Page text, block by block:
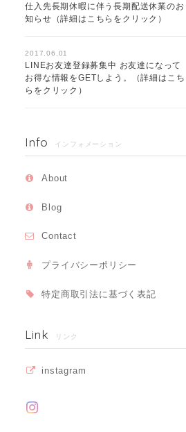
仕入先長期休暇に伴う長期配送休業のお
知らせ（詳細はこちらをクリック）
2017.06.01
LINEお友達登録募集中 お友達になって
お得な情報をGETしよう。（詳細はこち
らをクリック）
Info インフォメーション
About
Blog
Contact
プライバシーポリシー
特定商取引法に基づく表記
Link リンク
instagram